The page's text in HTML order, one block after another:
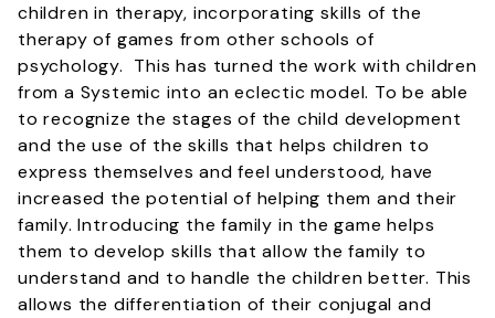
children in therapy, incorporating skills of the
therapy of games from other schools of
psychology. This has turned the work with children
from a Systemic into an eclectic model. To be able
to recognize the stages of the child development
and the use of the skills that helps children to
express themselves and feel understood, have
increased the potential of helping them and their
family. Introducing the family in the game helps
them to develop skills that allow the family to
understand and to handle the children better. This
allows the differentiation of their conjugal and